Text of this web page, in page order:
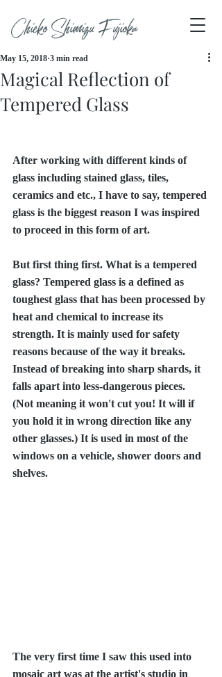
Chieko Shimizu Fujioka
Magical Reflection of
Tempered Glass
May 15, 2018 3 min read
After working with different kinds of
glass including stained glass, tiles,
ceramics and etc., I have to say, tempered
glass is the biggest reason I was inspired
to proceed in this form of art.
But first thing first. What is a tempered
glass? Tempered glass is a defined as
toughest glass that has been processed by
heat and chemical to increase its
strength. It is mainly used for safety
reasons because of the way it breaks.
Instead of breaking into sharp shards, it
falls apart into less-dangerous pieces.
(Not meaning it won't cut you! It will if
you hold it in wrong direction like any
other glasses.) It is used in most of the
windows on a vehicle, shower doors and
shelves.
The very first time I saw this used into
mosaic art was at the artist's studio in